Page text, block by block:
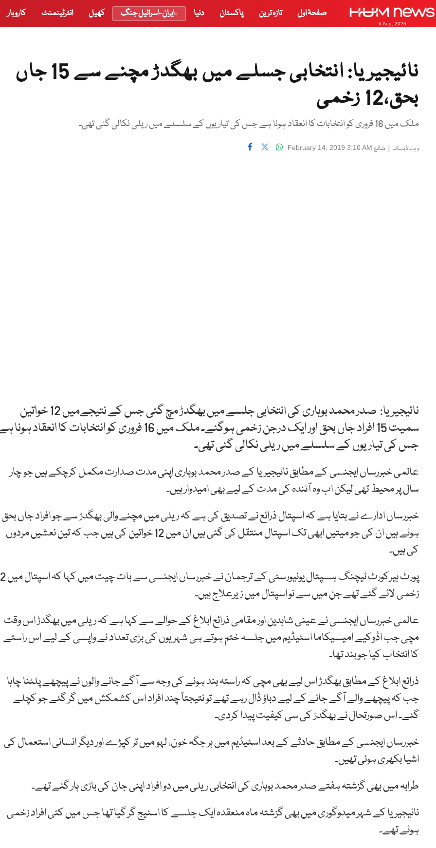
6 Aug, 2026
صفحۂ اول تازہ ترین پاکستان دنیا ایران-اسرائیل جنگ کھیل انٹرٹینمنٹ کاروبار
نائیجیریا: انتخابی جسلے میں بھگدڑ مچنے سے 15 جاں
بحق،12 زخمی
ملک میں 16 فروری کو انتخابات کا انعقاد ہونا ہے جس کی تیاریوں کے سلسلے میں ریلی نکالی گئی تھی۔
ویب ڈیسک | شائع February 14, 2019 3:10 AM
نائیجیریا: صدر محمد بوہاری کی انتخابی جلسے میں بھگدڑ مچ گئی جس کے نتیجےمیں 12 خواتین
سمیت 15 افراد جاں بحق اور ایک درجن زخمی ہوگئے۔ ملک میں 16 فروری کو انتخابات کا انعقاد
جس کی تیاریوں کے سلسلے میں ریلی نکالی گئی تھی۔
عالمی خبررساں ایجنسی کے مطابق نائیجیریا کے صدر محمد بوہاری اپنی مدت صدارت مکمل کرچکے ہیں جو چار
سال پر محیط تھی لیکن اب وہ آئندہ کی مدت کے لیے بھی امیدوار ہیں۔
خبررساں ادارے نے بتایا ہے کہ اسپتال ذرائع نے تصدیق کی ہے کہ ریلی میں مچنے والی بھگدڑ سے جو افراد جاں بحق
ہوئے ہیں ان کی جو میتیں ابھی تک اسپتال منتقل کی گئی ہیں ان میں 12 خواتین کی ہیں جب کہ تین نعشیں مردوں
کی ہیں۔
پورٹ ہیرکورٹ ٹیچنگ ہسپتال
زخمی لائے گئے تھے جن میں سے نو اسپتال میں زیرعلاج ہیں۔
عالمی خبررساں ایجنسی نے عینی شاہدین اور مقامی ذرائع ابلاغ کے حوالے سے کہا ہے کہ ریلی میں بھگدڑ اس وقت
مچی جب اڈوکیے امیسیکاما اسٹیڈیم میں جلسہ ختم ہوتے ہی شہریوں کی بڑی تعداد نے واپسی کے لیے اس راستے
کا انتخاب کیا جو بند تھا۔
ذرائع ابلاغ کے مطابق بھگدڑ اس لیے بھی مچی کہ راستہ بند ہونے کی وجہ سے آگے جانے والوں نے پیچھے پلٹنا چاہا
جب کہ پیچھے والے آگے جانے کے لیے دباؤ ڈال رہے تھے تو نتیجتاً چند افراد اس کشمکش میں گر گئے جو کچلے
گئے۔ اس صورتحال نے بھگدڑ کی سی کیفیت پیدا کردی۔
خبررساں ایجنسی کے مطابق حادثے کے بعد اسٹیڈیم میں ہر جگہ خون، لہو میں تر کپڑے اور دیگر انسانی استعمال کی
اشیا بکھری ہوئی تھیں۔
طرابہ میں بھی گزشتہ ہفتے صدر محمد بوہاری کی انتخابی ریلی میں دو افراد اپنی جان کی بازی ہار گئے تھے۔
نائیجیریا کے شہر میدوگوری میں بھی گزشتہ ماہ منعقدہ ایک جلسے کا اسٹیج گر گیا تھا جس میں کئی افراد زخمی
ہوئے تھے۔